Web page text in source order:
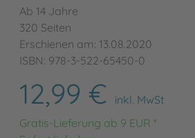
Ab 14 Jahre
320 Seiten
Erschienen am: 13.08.2020
ISBN: 978-3-522-65450-0
12,99 €
inkl. MwSt
Gratis-Lieferung ab 9 EUR *